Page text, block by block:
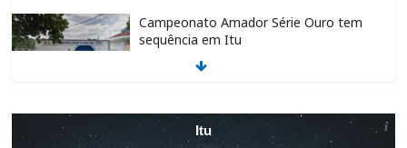
Campeonato Amador Série Ouro tem
sequência em Itu
05/08/2026
Itu recebe o NPC MuscleContest 2026
Itu